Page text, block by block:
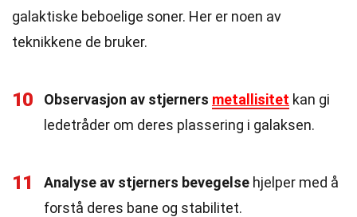
galaktiske beboelige soner. Her er noen av
teknikkene de bruker.
10 Observasjon av stjerners metallisitet kan gi
ledetråder om deres plassering i galaksen.
11 Analyse av stjerners bevegelse hjelper med å
forstå deres bane og stabilitet.